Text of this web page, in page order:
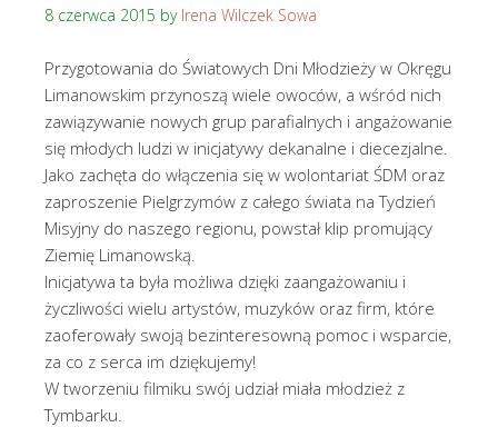
8 czerwca 2015 by Irena Wilczek Sowa
Przygotowania do Światowych Dni Młodzieży w Okręgu
Limanowskim przynoszą wiele owoców, a wśród nich
zawiązywanie nowych grup parafialnych i angażowanie
się młodych ludzi w inicjatywy dekanalne i diecezjalne.
Jako zachęta do włączenia się w wolontariat ŚDM oraz
zaproszenie Pielgrzymów z całego świata na Tydzień
Misyjny do naszego regionu, powstał klip promujący
Ziemię Limanowską.
Inicjatywa ta była możliwa dzięki zaangażowaniu i
życzliwości wielu artystów, muzyków oraz firm, które
zaoferowały swoją bezinteresowną pomoc i wsparcie,
za co z serca im dziękujemy!
W tworzeniu filmiku swój udział miała młodzież z
Tymbarku.